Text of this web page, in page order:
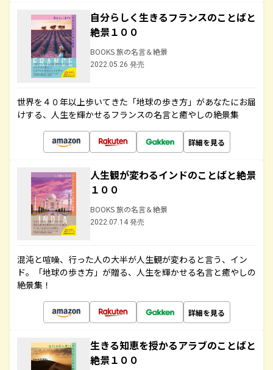
自分らしく生きるフランスのことばと
絶景１００
BOOKS 旅の名言＆絶景
2022.05.26 発売
世界を４０年以上歩いてきた「地球の歩き方」があなたにお届
けする、人生を輝かせるフランスの名言と癒やしの絶景集
詳細を見る
人生観が変わるインドのことばと絶景
１００
BOOKS 旅の名言＆絶景
2022.07.14 発売
混沌と喧噪、行った人の大半が人生観が変わると言う、イン
ド。「地球の歩き方」が贈る、人生を輝かせる名言と癒やしの
絶景集！
詳細を見る
生きる知恵を授かるアラブのことばと
絶景１００